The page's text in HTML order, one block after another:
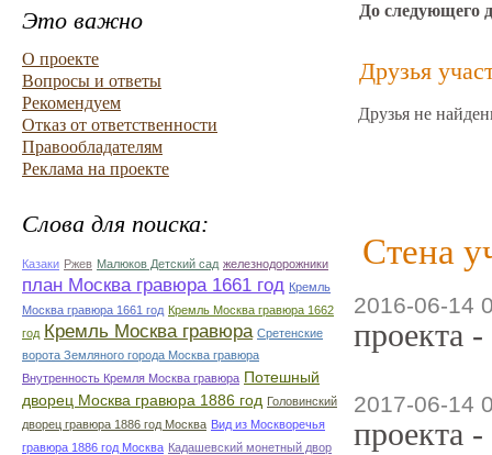
Это важно
О проекте
Вопросы и ответы
Рекомендуем
Отказ от ответственности
Правообладателям
Реклама на проекте
Слова для поиска:
Казаки Ржев Малюков Детский сад железнодорожники
план Москва гравюра 1661 год Кремль
Москва гравюра 1661 год Кремль Москва гравюра 1662
год Кремль Москва гравюра Сретенские
ворота Земляного города Москва гравюра
Внутренность Кремля Москва гравюра Потешный
дворец Москва гравюра 1886 год Головинский
дворец гравюра 1886 год Москва Вид из Москворечья
гравюра 1886 год Москва Кадашевский монетный двор
До следующего
Друзья
Друзья не
Стена
2016-06-14
проекта
2017-06-14
проекта